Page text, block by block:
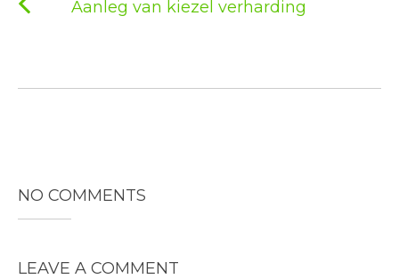
Aanleg van kiezel verharding
NO COMMENTS
LEAVE A COMMENT